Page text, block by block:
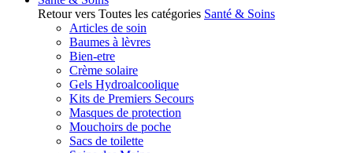
Retour vers Toutes les catégories Santé & Soins
Articles de soin
Baumes à lèvres
Bien-etre
Crème solaire
Gels Hydroalcoolique
Kits de Premiers Secours
Masques de protection
Mouchoirs de poche
Sacs de toilette